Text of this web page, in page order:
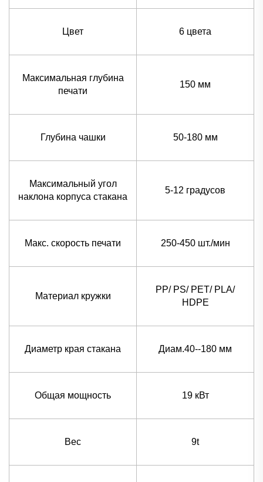
Цвет 6 цвета
Максимальная глубина
печати
150 мм
Глубина чашки 50-180 мм
Максимальный угол
наклона корпуса стакана
5-12 градусов
Макс. скорость печати 250-450 шт./мин
Материал кружки
PP/ PS/ PET/ PLA/
HDPE
Диаметр края стакана Диам.40--180 мм
Общая мощность 19 кВт
Вес 9t